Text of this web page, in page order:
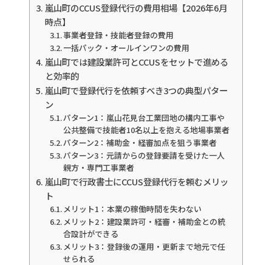
嵐山町のCCUS登録代行の費用相場【2026年6月
時点】
事業者登録・技能者登録の費用
一括パック・オールインワンの費用
嵐山町では建設業許可とCCUSをセットで進める
と効率的
嵐山町で登録代行を依頼すべき3つの典型パター
ン
パターン1：嵐山花見台工業団地の構内工事や
公共整備で技能者10名以上を抱える地場事業者
パターン2：補助金・経審加点を狙う事業者
パターン3：元請からの登録要請を受けた一人
親方・専門工事業者
嵐山町で行政書士にCCUS登録代行を頼むメリッ
ト
メリット1：本業の稼働時間を失わない
メリット2：建設業許可・経審・補助金との統
合設計ができる
メリット3：登録後の運用・更新まで地元で任
せられる